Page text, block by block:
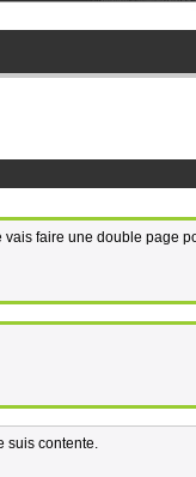
faire une double page
suis contente.